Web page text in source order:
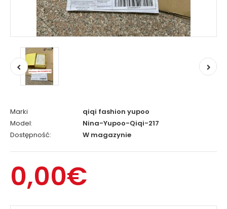
Marki
qiqi fashion yupoo
Model:
Nina-Yupoo-Qiqi-217
Dostępność:
W magazynie
0,00€